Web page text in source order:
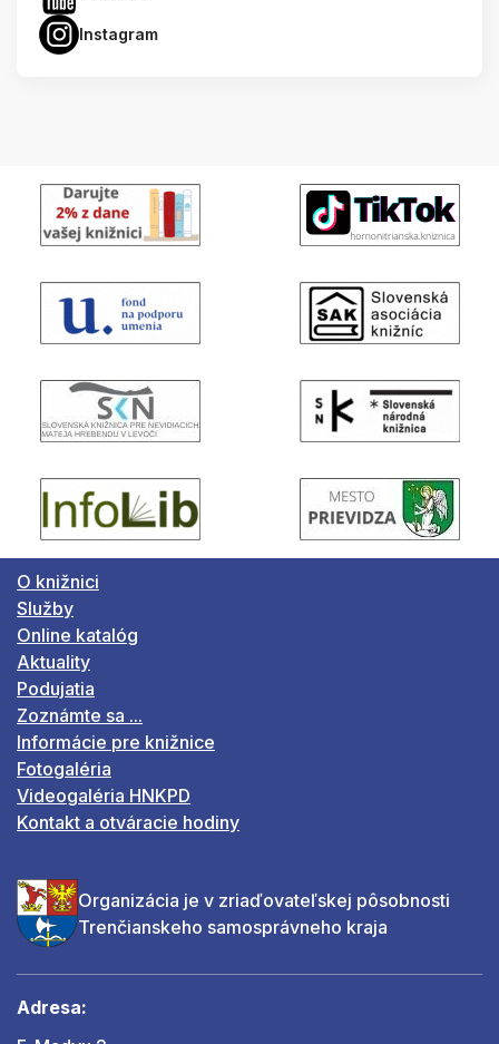
Instagram
O knižnici
Služby
Online katalóg
Aktuality
Podujatia
Zoznámte sa ...
Informácie pre knižnice
Fotogaléria
Videogaléria HNKPD
Kontakt a otváracie hodiny
Organizácia je v zriaďovateľskej pôsobnosti
Trenčianskeho samosprávneho kraja
Adresa: